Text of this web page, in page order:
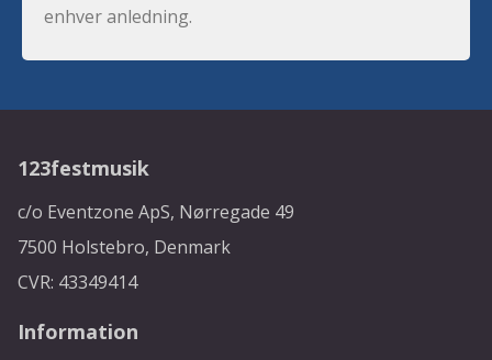
enhver anledning.
123festmusik
c/o Eventzone ApS, Nørregade 49
7500 Holstebro, Denmark
CVR: 43349414
Information